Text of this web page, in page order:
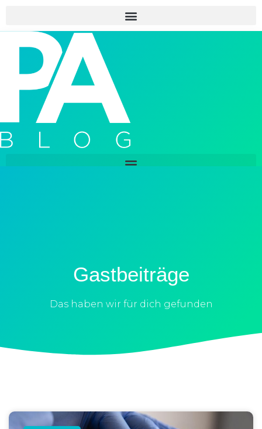
Gastbeiträge
Das haben wir für dich gefunden